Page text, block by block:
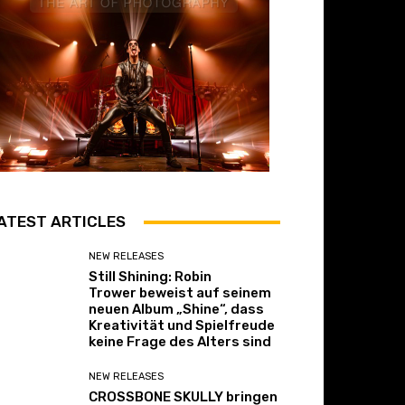
ARTICLES
NEW RELEASES
Still Shining: Robin
Trower beweist auf seinem
neuen Album „Shine“, dass
Kreativität und Spielfreude
keine Frage des Alters sind
NEW RELEASES
CROSSBONE SKULLY bringen